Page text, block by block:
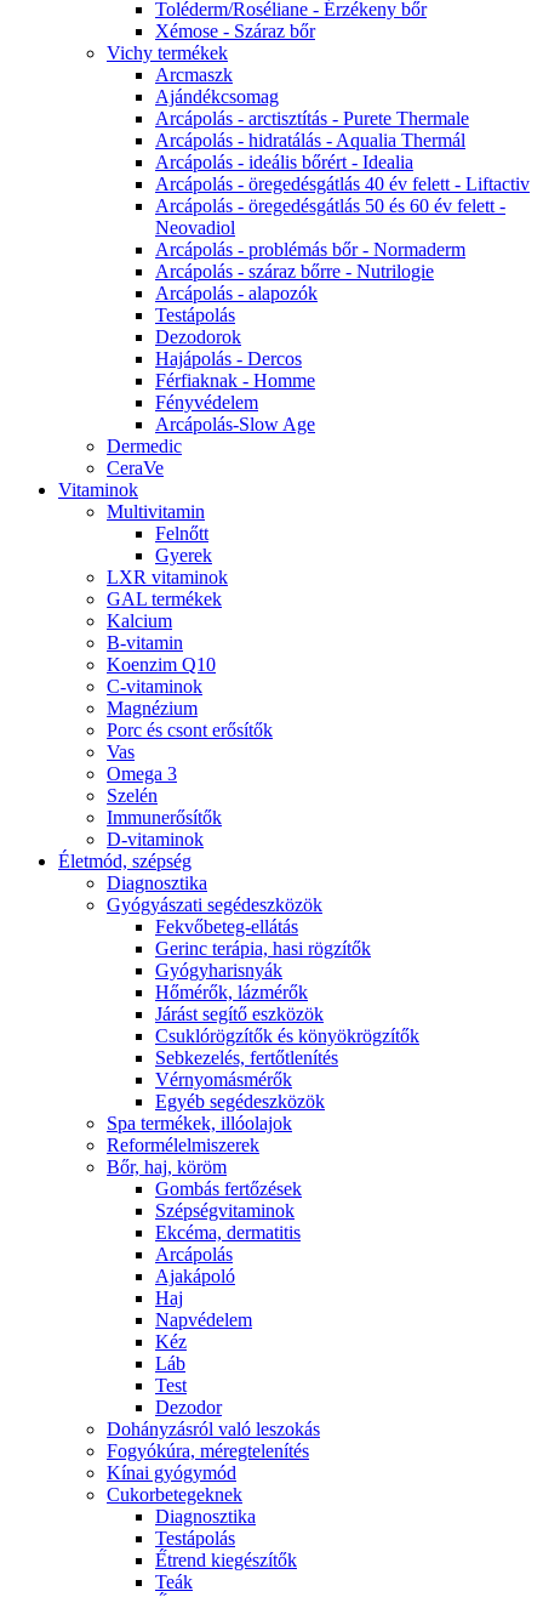
Toléderm/Roséliane - Érzékeny bőr
Xémose - Száraz bőr
Vichy termékek
Arcmaszk
Ajándékcsomag
Arcápolás - arctisztítás - Purete Thermale
Arcápolás - hidratálás - Aqualia Thermál
Arcápolás - ideális bőrért - Idealia
Arcápolás - öregedésgátlás 40 év felett - Liftactiv
Arcápolás - öregedésgátlás 50 és 60 év felett -
Neovadiol
Arcápolás - problémás bőr - Normaderm
Arcápolás - száraz bőrre - Nutrilogie
Arcápolás - alapozók
Testápolás
Dezodorok
Hajápolás - Dercos
Férfiaknak - Homme
Fényvédelem
Arcápolás-Slow Age
Dermedic
CeraVe
Vitaminok
Multivitamin
Felnőtt
Gyerek
LXR vitaminok
GAL termékek
Kalcium
B-vitamin
Koenzim Q10
C-vitaminok
Magnézium
Porc és csont erősítők
Vas
Omega 3
Szelén
Immunerősítők
D-vitaminok
Életmód, szépség
Diagnosztika
Gyógyászati segédeszközök
Fekvőbeteg-ellátás
Gerinc terápia, hasi rögzítők
Gyógyharisnyák
Hőmérők, lázmérők
Járást segítő eszközök
Csuklórögzítők és könyökrögzítők
Sebkezelés, fertőtlenítés
Vérnyomásmérők
Egyéb segédeszközök
Spa termékek, illóolajok
Reformélelmiszerek
Bőr, haj, köröm
Gombás fertőzések
Szépségvitaminok
Ekcéma, dermatitis
Arcápolás
Ajakápoló
Haj
Napvédelem
Kéz
Láb
Test
Dezodor
Dohányzásról való leszokás
Fogyókúra, méregtelenítés
Kínai gyógymód
Cukorbetegeknek
Diagnosztika
Testápolás
É́trend kiegészítők
Teák